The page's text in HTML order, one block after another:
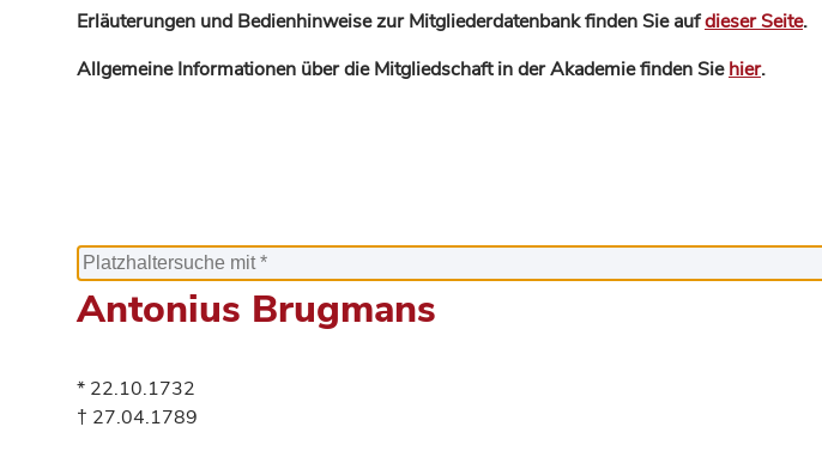
Erläuterungen und Bedienhinweise zur Mitgliederdatenbank finden Sie aufdieser Seite.
Allgemeine Informationen über die Mitgliedschaft in der Akademie finden Siehier.
Antonius Brugmans
* 22.10.1732
† 27.04.1789